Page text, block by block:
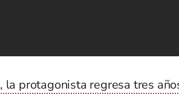
, la protagonista regresa tres